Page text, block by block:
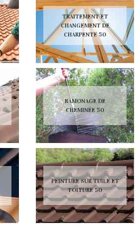
TRAITEMENT ET
CHANGEMENT DE
CHARPENTE 50
RAMONAGE DE
CHEMINÉE 50
PEINTURE SUR TUILE ET
TOITURE 50